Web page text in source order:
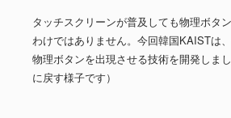
タッチスクリーンが普及しても物理ボタ
わけではありません。今回韓国KAISTは
物理ボタンを出現させる技術を開発しま
に戻す様子です）